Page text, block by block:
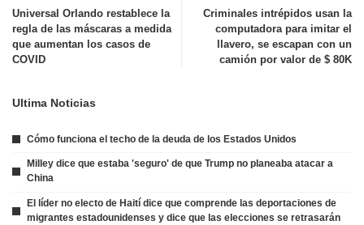
Universal Orlando restablece la
regla de las máscaras a medida
que aumentan los casos de
COVID
Criminales intrépidos usan la
computadora para imitar el
llavero, se escapan con un
camión por valor de $ 80K
Ultima Noticias
Cómo funciona el techo de la deuda de los Estados Unidos
Milley dice que estaba 'seguro' de que Trump no planeaba atacar a
China
El líder no electo de Haití dice que comprende las deportaciones de
migrantes estadounidenses y dice que las elecciones se retrasarán